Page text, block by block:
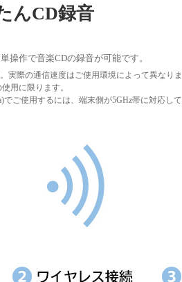
んCD録音
操作で音楽CDの録音が可能です。
実際の通信速度はご使用環境によって異なりま
用に限ります。
でご使用するには、端末側が5GHz帯に対応し